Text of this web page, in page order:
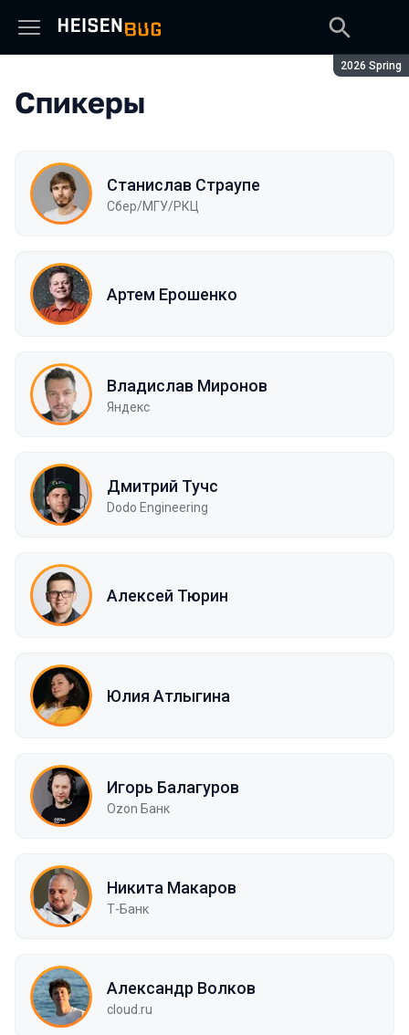
Сезон:
2026 Spring
Спикеры
Станислав Страупе
Сбер/МГУ/РКЦ
Артем Ерошенко
Владислав Миронов
Яндекс
Дмитрий Тучс
Dodo Engineering
Алексей Тюрин
Юлия Атлыгина
Игорь Балагуров
Ozon Банк
Никита Макаров
Т-Банк
Александр Волков
cloud.ru